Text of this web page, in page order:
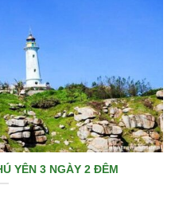
YÊN 3 NGÀY 2 ĐÊM